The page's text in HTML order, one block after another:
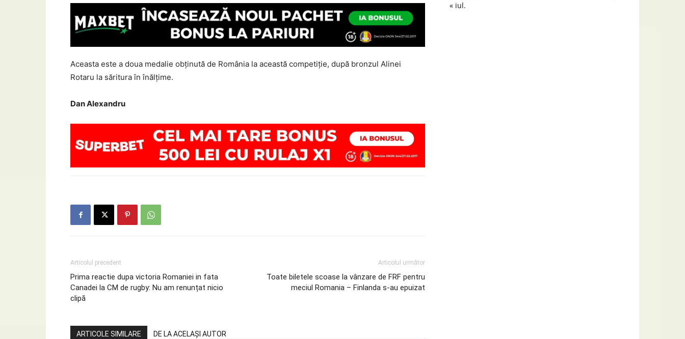
Aceasta este a doua medalie obținută de România la această competiție, după bronzul Alinei
Rotaru la săritura în înălțime.
Dan Alexandru
Articolul precedent
Prima reactie dupa victoria Romaniei in fata
Canadei la CM de rugby: Nu am renunțat nicio
clipă
Articolul următor
Toate biletele scoase la vânzare de FRF pentru
meciul Romania – Finlanda s-au epuizat
ARTICOLE SIMILARE DE LA ACELAȘI AUTOR
« iul.